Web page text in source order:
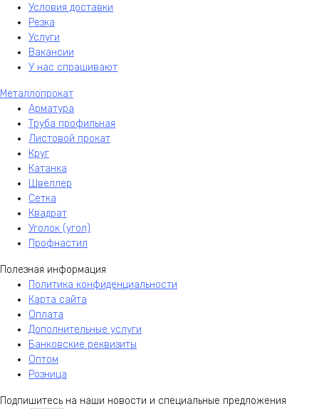
Условия доставки
Резка
Услуги
Вакансии
У нас спрашивают
Металлопрокат
Арматура
Труба профильная
Листовой прокат
Круг
Катанка
Швеллер
Сетка
Квадрат
Уголок (угол)
Профнастил
Полезная информация
Политика конфиденциальности
Карта сайта
Оплата
Дополнительные услуги
Банковские реквизиты
Оптом
Розница
Подпишитесь на наши новости и специальные предложения